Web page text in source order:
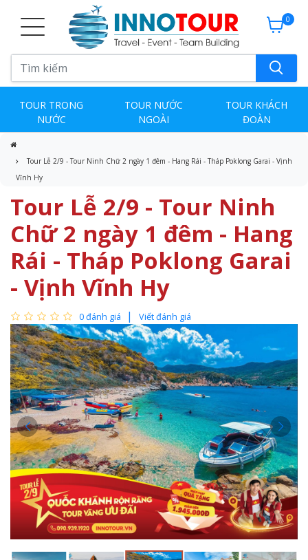
0
TOUR TRONG
NƯỚC
TOUR NƯỚC
NGOÀI
TOUR KHÁCH
ĐOÀN
Tour Lễ 2/9 - Tour Ninh Chữ 2 ngày 1 đêm - Hang Rái - Tháp Poklong Garai - Vịnh
Vĩnh Hy
Tour Lễ 2/9 - Tour Ninh
Chữ 2 ngày 1 đêm - Hang
Rái - Tháp Poklong Garai
- Vịnh Vĩnh Hy
0 đánh giá Viết đánh giá